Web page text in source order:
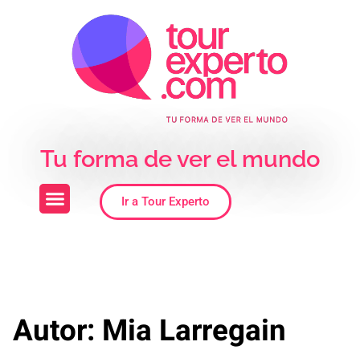
Tu forma de ver el mundo
Ir a Tour Experto
Autor: Mia Larregain